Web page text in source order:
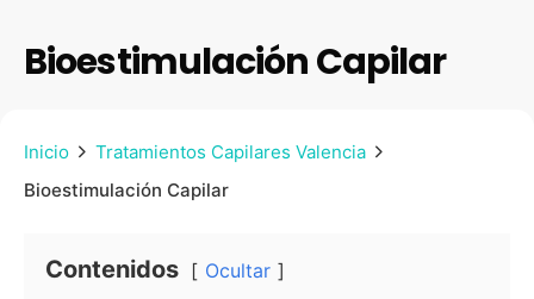
Bioestimulación Capilar
Inicio
Tratamientos Capilares Valencia
Bioestimulación Capilar
Contenidos Ocultar